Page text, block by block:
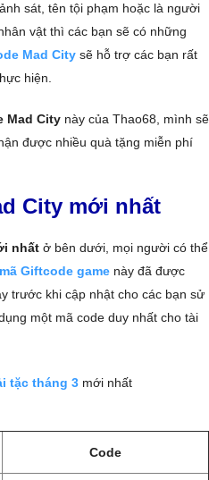
sát, tên tội phạm hoặc là người
vật thì các bạn sẽ có những
Mad City sẽ hỗ trợ các bạn rất
hiện.
Mad City này của Thao68, mình sẽ
được nhiều quà tặng miễn phí
City mới nhất
nhất ở bên dưới, mọi người có thể
mã Giftcode game này đã được
trước khi cập nhật cho các bạn sử
một mã code duy nhất cho tài
tặc tháng 3 mới nhất
Code